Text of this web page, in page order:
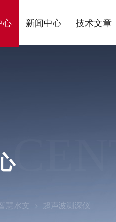
心 新闻中心 技术文章
慧水文 超声波测深仪